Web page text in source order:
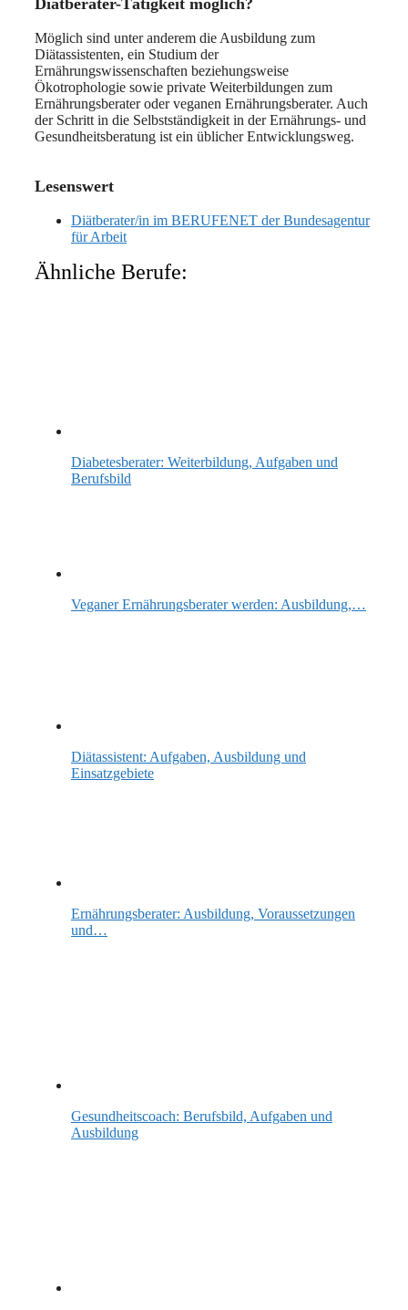
Diätberater-Tätigkeit möglich?
Möglich sind unter anderem die Ausbildung zum
Diätassistenten, ein Studium der
Ernährungswissenschaften beziehungsweise
Ökotrophologie sowie private Weiterbildungen zum
Ernährungsberater oder veganen Ernährungsberater. Auch
der Schritt in die Selbstständigkeit in der Ernährungs- und
Gesundheitsberatung ist ein üblicher Entwicklungsweg.
Lesenswert
Diätberater/in im BERUFENET der Bundesagentur
für Arbeit
Ähnliche Berufe:
Diabetesberater: Weiterbildung, Aufgaben und
Berufsbild
Veganer Ernährungsberater werden: Ausbildung,…
Diätassistent: Aufgaben, Ausbildung und
Einsatzgebiete
Ernährungsberater: Ausbildung, Voraussetzungen
und…
Gesundheitscoach: Berufsbild, Aufgaben und
Ausbildung